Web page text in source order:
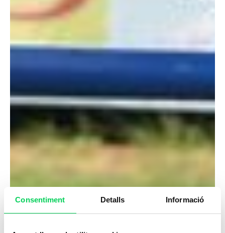
Consentiment Detalls Informació